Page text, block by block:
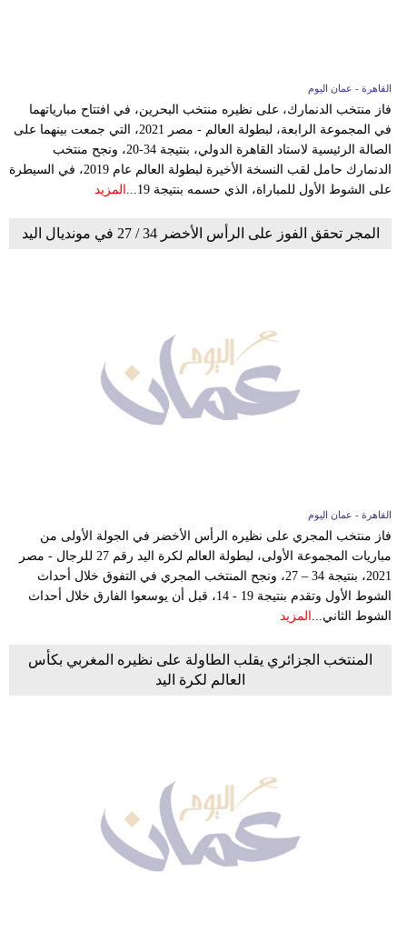
القاهرة - عمان اليوم
فاز منتخب الدنمارك، على نظيره منتخب البحرين، في افتتاح مبارياتهما
في المجموعة الرابعة، لبطولة العالم - مصر 2021، التي جمعت بينهما على
الصالة الرئيسية لاستاد القاهرة الدولي، بنتيجة 34-20، ونجح منتخب
الدنمارك حامل لقب النسخة الأخيرة لبطولة العالم عام 2019، في السيطرة
على الشوط الأول للمباراة، الذي حسمه بنتيجة 19...
المزيد
المجر تحقق الفوز على الرأس الأخضر 34 / 27 في مونديال اليد
القاهرة - عمان اليوم
فاز منتخب المجري على نظيره الرأس الأخضر في الجولة الأولى من
مباريات المجموعة الأولى، لبطولة العالم لكرة اليد رقم 27 للرجال - مصر
2021، بنتيجة 34 – 27، ونجح المنتخب المجري في التفوق خلال أحداث
الشوط الأول وتقدم بنتيجة 19 - 14، قبل أن يوسعوا الفارق خلال أحداث
الشوط الثاني... المزيد
المنتخب الجزائري يقلب الطاولة على نظيره المغربي بكأس
العالم لكرة اليد